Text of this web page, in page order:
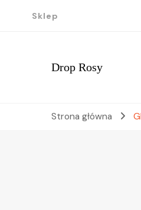
Sklep
Drop Rosy
Strona główna